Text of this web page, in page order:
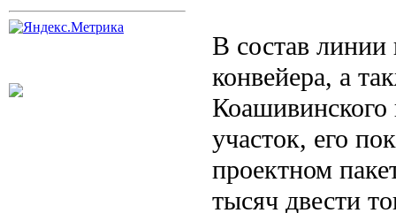
В состав линии
конвейера, а
Коашивинского
участок, его
проектном
тысяч двести